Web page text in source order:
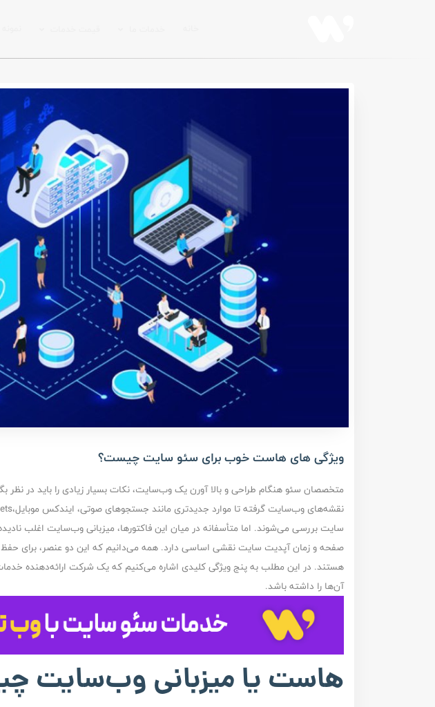
ویژگی های هاست خوب برای سئو سایت چیست؟
متخصصان سئو هنگام طراحی و بالا آورن یک وب‌سایت، نکات بسیار زیادی را باید در نظر
سایت بررسی می‌شوند. اما متأسفانه در میان این فاکتورها، میزبانی وب‌سایت اغلب
صفحه و زمان آپدیت سایت نقشی اساسی دارد. همه می‌دانیم که این دو عنصر، برای حفظ
هستند. در این مطلب به پنج ویژگی کلیدی اشاره می‌کنیم که یک شرکت ارائه‌دهنده
آن‌ها را داشته باشد.
هاست یا میزبانی وب‌سایت